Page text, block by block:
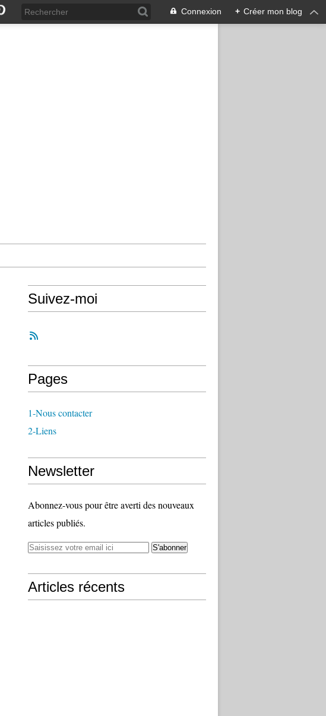
Connexion + Créer mon blog
Suivez-moi
Pages
1-Nous contacter
2-Liens
Newsletter
Abonnez-vous pour être averti des nouveaux
articles publiés.
Articles récents